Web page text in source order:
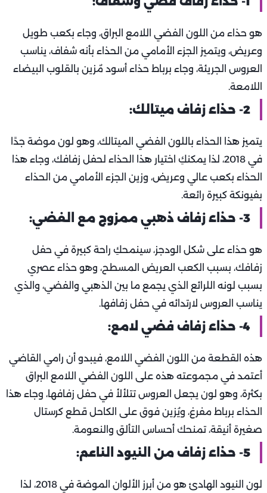
هو حذاء من اللون الفضي اللامع البراق، وجاء بكعب طويل
وعريض، ويتميز الجزء الأمامي من الحذاء بأنه شفاف، يناسب
العروس الجريئة، وجاء برباط حذاء أسود مٌزين بالقلوب البيضاء
اللامعة.
2- حذاء زفاف ميتالك:
يتميز هذا الحذاء باللون الفضي الميتالك، وهو لون موضة جدًا
في 2018، لذا يمكنكِ اختيار هذا الحذاء لحفل زفافك، وجاء هذا
الحذاء بكعب عالي وعريض، وزين الجزء الأمامي من الحذاء
بفيونكة كبيرة رائعة.
3- حذاء زفاف ذهبي ممزوج مع الفضي:
هو حذاء على شكل الودجز، سينمحكِ راحة كبيرة في حفل
زفافك، بسبب الكعب العريض المسطح، وهو حذاء عصري
بسبب لونه اللرائع الذي يجمع ما بين الذهبي والفضي، والذي
يناسب العروس لارتدائه في حفل زفافها.
4- حذاء زفاف فضي لامع:
هذه القطعة من اللون الفضي اللامع، فيبدو أن رامي القاضي
أعتمد في مجموعته هذه على اللون الفضي اللامع البراق
بكثرة، وهو لون يجعل العروس تتلألأ في حفل زفافها، وجاء هذا
الحذاء برباط مفرغ، ويُزين فوق على الكاحل قطع كرستال
صغيرة أنيقة، تمنحك أحساس التألق والنعومة.
5- حذاء زفاف من النيود الناعم:
لون النيود الهادئ هو من أبرز الألوان الموضة في 2018، لذا